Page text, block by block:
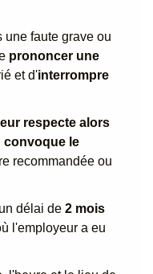
une faute grave ou
prononcer une
et d'interrompre
respecte alors
convoque le
recommandée ou
délai de 2 mois
l'employeur a eu